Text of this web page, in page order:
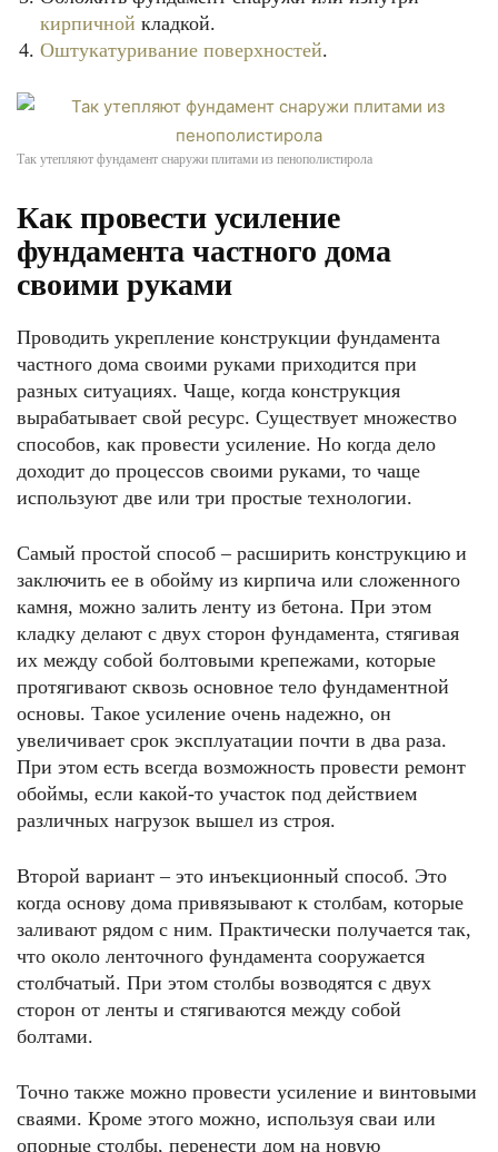
кирпичной кладкой.
Оштукатуривание поверхностей.
Так утепляют фундамент снаружи плитами из пенополистирола
Как провести усиление
фундамента частного дома
своими руками
Проводить укрепление конструкции фундамента
частного дома своими руками приходится при
разных ситуациях. Чаще, когда конструкция
вырабатывает свой ресурс. Существует множество
способов, как провести усиление. Но когда дело
доходит до процессов своими руками, то чаще
используют две или три простые технологии.
Самый простой способ – расширить конструкцию и
заключить ее в обойму из кирпича или сложенного
камня, можно залить ленту из бетона. При этом
кладку делают с двух сторон фундамента, стягивая
их между собой болтовыми крепежами, которые
протягивают сквозь основное тело фундаментной
основы. Такое усиление очень надежно, он
увеличивает срок эксплуатации почти в два раза.
При этом есть всегда возможность провести ремонт
обоймы, если какой-то участок под действием
различных нагрузок вышел из строя.
Второй вариант – это инъекционный способ. Это
когда основу дома привязывают к столбам, которые
заливают рядом с ним. Практически получается так,
что около ленточного фундамента сооружается
столбчатый. При этом столбы возводятся с двух
сторон от ленты и стягиваются между собой
болтами.
Точно также можно провести усиление и винтовыми
сваями. Кроме этого можно, используя сваи или
опорные столбы, перенести дом на новую